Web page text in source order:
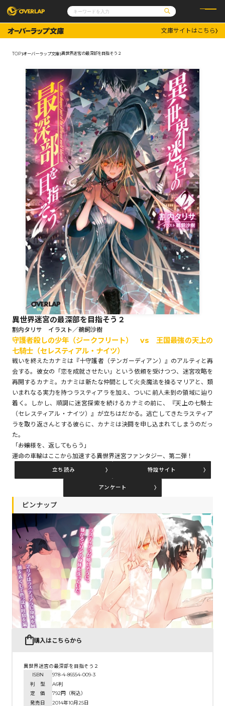
コミックガルド
コミッククリエ
その他
コミックエッセイ
ポケットモンスター
アニメ
ゲーム
通販・NEWS
OVERLAP STORE
オーバーラップ広報室
企業
会社概要
採用情報
アクセス
オーバーラップホールディングス
お問い合わせはこちら
オーバーラップ文庫
オーバーラップノベルス
オーバーラップノベルスf
ロサージュノベルス
コミックガルド
コミッククリエ
文庫サイトはこちら
TOP オーバーラップ文庫 異世界迷宮の最深部を目指そう２
異世界迷宮の最深部を目指そう２
割内タリサ イラスト／鵜飼沙樹
守護者殺しの少年（ジークフリート） vs 王国最強の天上の
七騎士（セレスティアル・ナイツ）
戦いを終えたカナミは『十守護者（テンガーディアン）』のアルティと再
会する。彼女の「恋を成就させたい」という依頼を受けつつ、迷宮攻略を
再開するカナミ。カナミは新たな仲間として火炎魔法を操るマリアと、類
いまれなる実力を持つラスティアラを加え、ついに前人未到の領域に辿り
着く。しかし、順調に迷宮探索を続けるカナミの前に、『天上の七騎士
（セレスティアル・ナイツ）』が立ちはだかる。逃亡してきたラスティア
ラを取り返さんとする彼らに、カナミは決闘を申し込まれてしまうのだっ
た。
「――お嬢様を、返してもらう」
運命の車輪はここから加速する――異世界迷宮ファンタジー、第二弾！
立ち読み 特設サイト
アンケート
ピンナップ
購入はこちらから
異世界迷宮の最深部を目指そう２
ISBN
978-4-86554-009-3
判 型
A6判
定 価
792円（税込）
発売日
2014年10月25日